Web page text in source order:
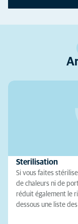
Sterilisation
Si vous faites
de chaleurs ni de
réduit également le
dessous une liste